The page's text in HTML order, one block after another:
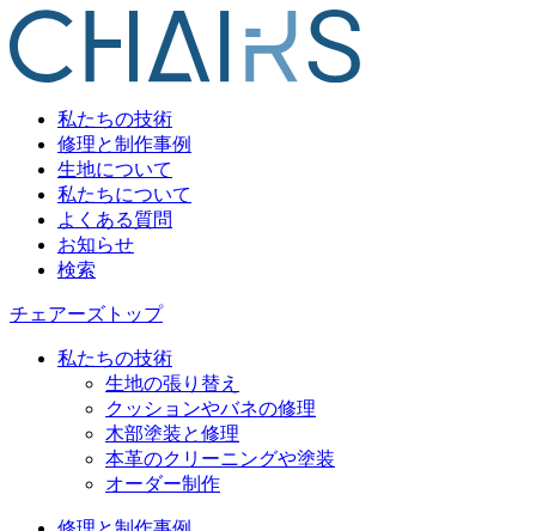
私たちの技術
修理と制作事例
生地について
私たちについて
よくある質問
お知らせ
検索
チェアーズトップ
私たちの技術
生地の張り替え
クッションやバネの修理
木部塗装と修理
本革のクリーニングや塗装
オーダー制作